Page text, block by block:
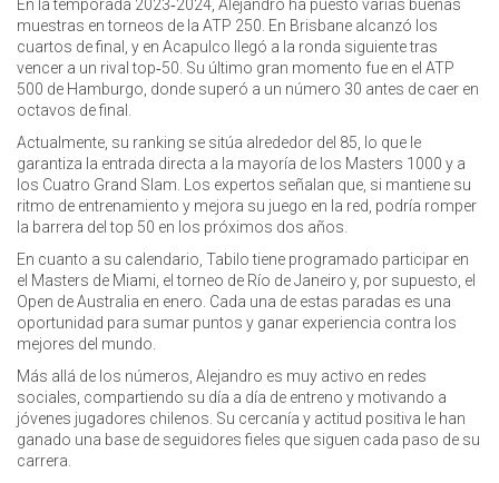
En la temporada 2023‑2024, Alejandro ha puesto varias buenas
muestras en torneos de la ATP 250. En Brisbane alcanzó los
cuartos de final, y en Acapulco llegó a la ronda siguiente tras
vencer a un rival top‑50. Su último gran momento fue en el ATP
500 de Hamburgo, donde superó a un número 30 antes de caer en
octavos de final.
Actualmente, su ranking se sitúa alrededor del 85, lo que le
garantiza la entrada directa a la mayoría de los Masters 1000 y a
los Cuatro Grand Slam. Los expertos señalan que, si mantiene su
ritmo de entrenamiento y mejora su juego en la red, podría romper
la barrera del top 50 en los próximos dos años.
En cuanto a su calendario, Tabilo tiene programado participar en
el Masters de Miami, el torneo de Río de Janeiro y, por supuesto, el
Open de Australia en enero. Cada una de estas paradas es una
oportunidad para sumar puntos y ganar experiencia contra los
mejores del mundo.
Más allá de los números, Alejandro es muy activo en redes
sociales, compartiendo su día a día de entreno y motivando a
jóvenes jugadores chilenos. Su cercanía y actitud positiva le han
ganado una base de seguidores fieles que siguen cada paso de su
carrera.